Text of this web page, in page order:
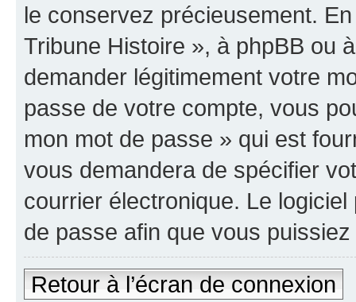
le conservez précieusement.
Tribune Histoire », à phpBB ou
demander légitimement votre
passe de votre compte, vous
mon mot de passe » qui est
vous demandera de spécifier
courrier électronique. Le
de passe afin que vous
Retour à l’écran de connexion